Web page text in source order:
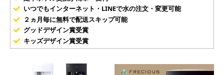
いつでもインターネット・LINEで水の注文・変更可能
２ヵ月毎に無料で配送スキップ可能
グッドデザイン賞受賞
キッズデザイン賞受賞